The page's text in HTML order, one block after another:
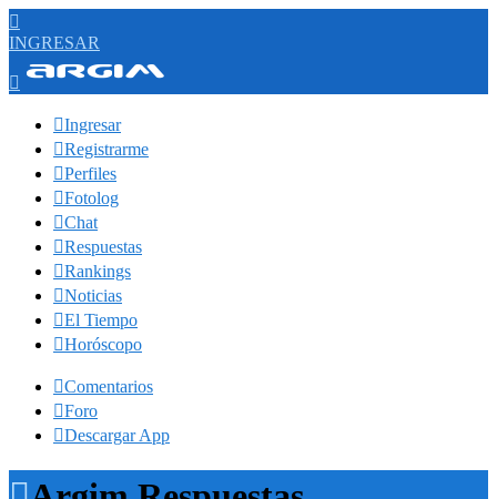

INGRESAR

Ingresar
Registrarme
Perfiles
Fotolog
Chat
Respuestas
Rankings
Noticias
El Tiempo
Horóscopo
Comentarios
Foro
Descargar App